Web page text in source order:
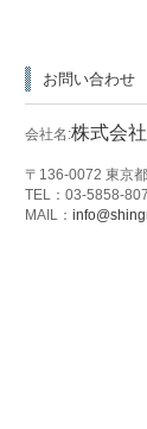
お問い合わせ
会社名:株式会
〒136-0072 東京
TEL：03-5858-
MAIL：